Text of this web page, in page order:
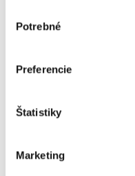
súhlasu
Potrebné
Preferencie
Štatistiky
Marketing